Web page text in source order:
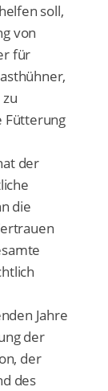
soll,
von
für
Fütterung
der
die
Jahre
der
der
des